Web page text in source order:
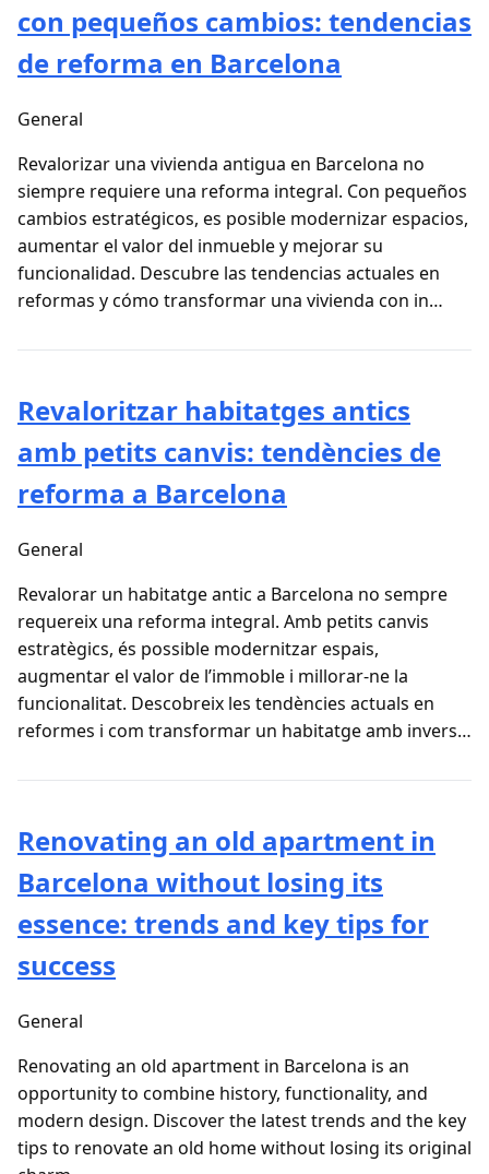
con pequeños cambios: tendencias
de reforma en Barcelona
General
Revalorizar una vivienda antigua en Barcelona no
siempre requiere una reforma integral. Con pequeños
cambios estratégicos, es posible modernizar espacios,
aumentar el valor del inmueble y mejorar su
funcionalidad. Descubre las tendencias actuales en
reformas y cómo transformar una vivienda con in…
Revaloritzar habitatges antics
amb petits canvis: tendències de
reforma a Barcelona
General
Revalorar un habitatge antic a Barcelona no sempre
requereix una reforma integral. Amb petits canvis
estratègics, és possible modernitzar espais,
augmentar el valor de l’immoble i millorar-ne la
funcionalitat. Descobreix les tendències actuals en
reformes i com transformar un habitatge amb invers…
Renovating an old apartment in
Barcelona without losing its
essence: trends and key tips for
success
General
Renovating an old apartment in Barcelona is an
opportunity to combine history, functionality, and
modern design. Discover the latest trends and the key
tips to renovate an old home without losing its original